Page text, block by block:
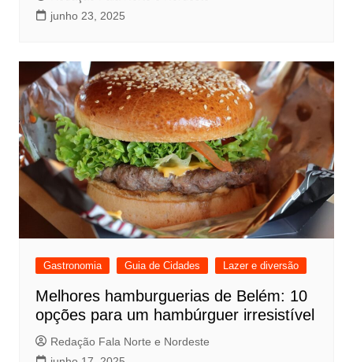
junho 23, 2025
Gastronomia Guia de Cidades Lazer e diversão
Melhores hamburguerias de Belém: 10
opções para um hambúrguer irresistível
Redação Fala Norte e Nordeste